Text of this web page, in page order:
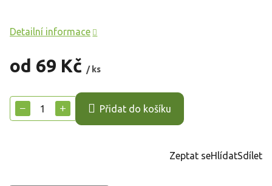
od 69 Kč / ks
cena:
+
− Přidat do košíku
Detailní informace
Zeptat seHlídatSdílet